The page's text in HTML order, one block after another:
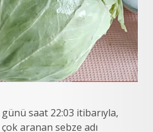
saat 22:03 itibarıyla,
aranan sebze adı